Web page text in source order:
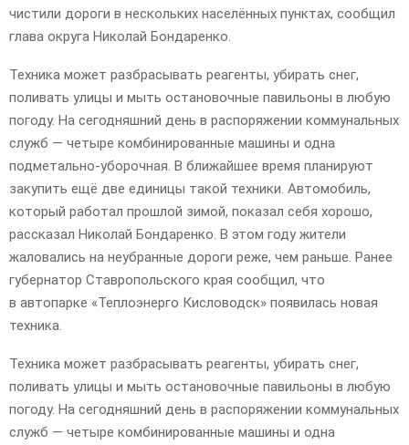
чистили дороги в нескольких населённых пунктах, сообщил
глава округа Николай Бондаренко.
Техника может разбрасывать реагенты, убирать снег,
поливать улицы и мыть остановочные павильоны в любую
погоду. На сегодняшний день в распоряжении коммунальных
служб — четыре комбинированные машины и одна
подметально-уборочная. В ближайшее время планируют
закупить ещё две единицы такой техники. Автомобиль,
который работал прошлой зимой, показал себя хорошо,
рассказал Николай Бондаренко. В этом году жители
жаловались на неубранные дороги реже, чем раньше. Ранее
губернатор Ставропольского края сообщил, что
в автопарке «Теплоэнерго Кисловодск» появилась новая
техника.
Техника может разбрасывать реагенты, убирать снег,
поливать улицы и мыть остановочные павильоны в любую
погоду. На сегодняшний день в распоряжении коммунальных
служб — четыре комбинированные машины и одна